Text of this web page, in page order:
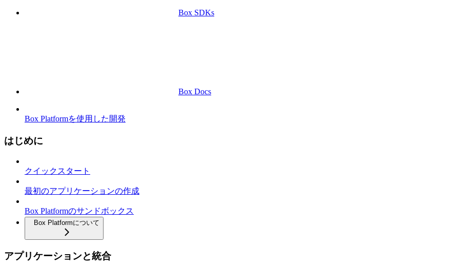
Box SDKs
Box Docs
Box Platformを使用した開発
はじめに
クイックスタート
最初のアプリケーションの作成
Box Platformのサンドボックス
Box Platformについて
アプリケーションと統合